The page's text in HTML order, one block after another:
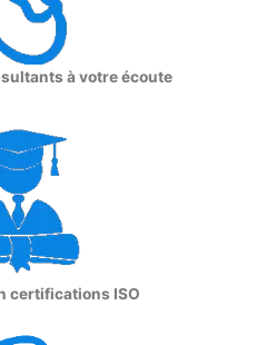
à votre écoute
certifications ISO